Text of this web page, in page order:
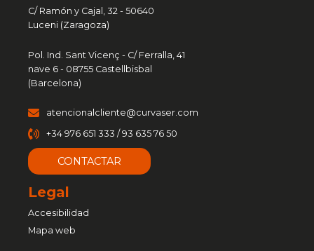
C/ Ramón y Cajal, 32 - 50640
Luceni (Zaragoza)
Pol. Ind. Sant Vicenç - C/ Ferralla, 41
nave 6 - 08755 Castellbisbal
(Barcelona)
atencionalcliente@curvaser.com
+34 976 651 333 / 93 635 76 50
CONTACTAR
Legal
Accesibilidad
Mapa web